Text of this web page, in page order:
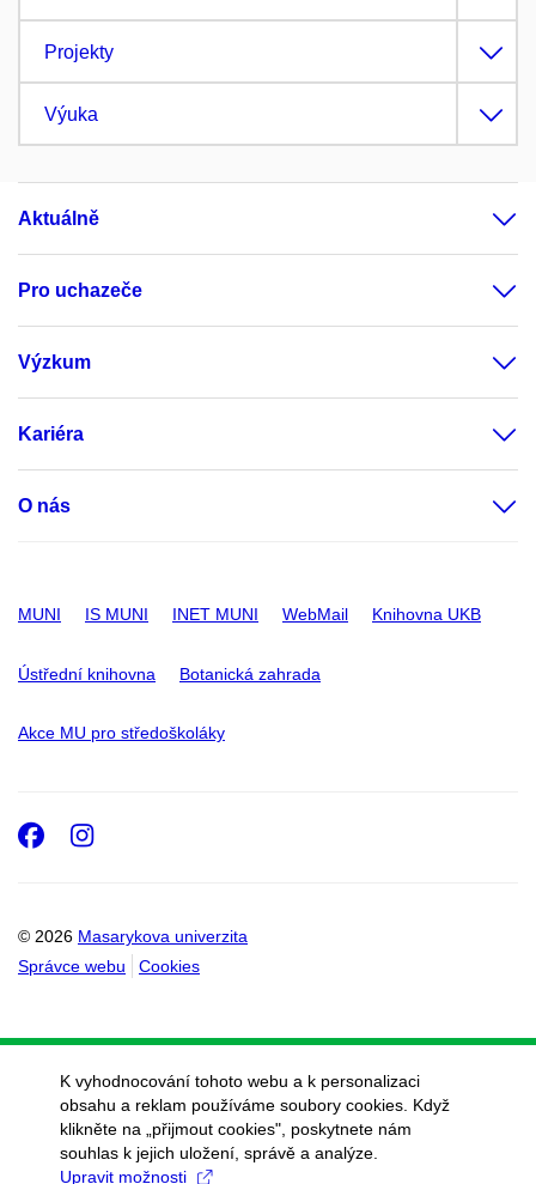
Projekty
Výuka
Aktuálně
Pro uchazeče
Výzkum
Kariéra
O nás
MUNI IS MUNI INET MUNI WebMail Knihovna UKB
Ústřední knihovna Botanická zahrada
Akce MU pro středoškoláky
© 2026 Masarykova univerzita
Správce webu
Cookies
Facebook
Instagram
K vyhodnocování tohoto webu a k personalizaci
obsahu a reklam používáme soubory cookies. Když
klikněte na „přijmout cookies", poskytnete nám
souhlas k jejich uložení, správě a analýze.
Upravit možnosti